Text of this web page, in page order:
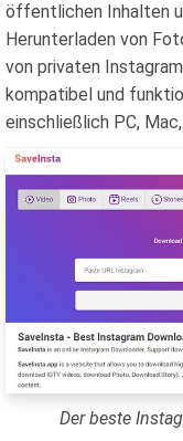
öffentlichen Inhalten
Herunterladen von
von privaten
kompatibel und
einschließlich PC,
Der beste